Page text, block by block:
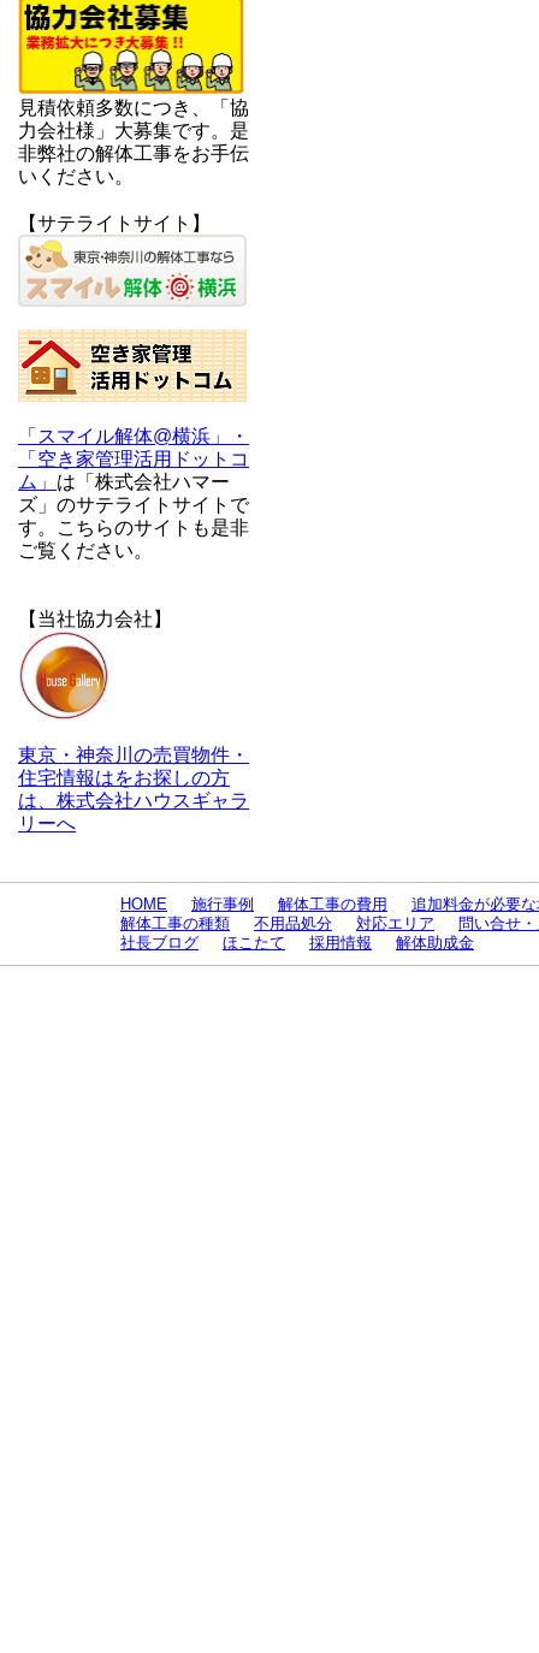
見積依頼多数につき、「協
力会社様」大募集です。是
非弊社の解体工事をお手伝
いください。
【サテライトサイト】
「スマイル解体@横浜」・
「空き家管理活用ドットコ
ム」 は「株式会社ハマー
ズ」のサテライトサイトで
す。こちらのサイトも是非
ご覧ください。
【当社協力会社】
東京・神奈川の売買物件・
住宅情報はをお探しの方
は、株式会社ハウスギャラ
リーへ
HOME 施行事例 解体工事の費用
追加料金が必要
解体工事の種類
不用品処分 対応エリア
問い合せ
社長ブログ
ほこたて 採用情報 解体助成金